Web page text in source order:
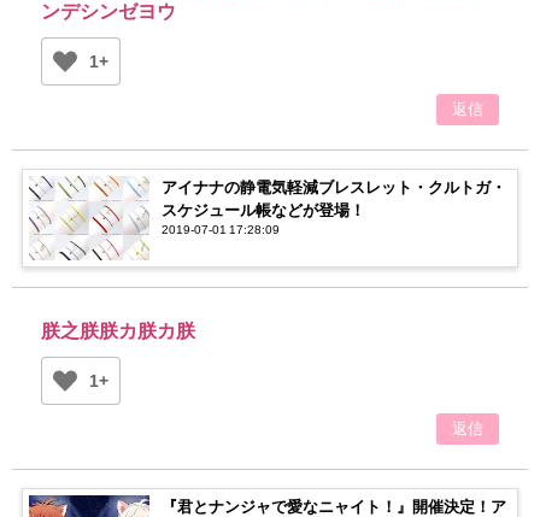
ンデシンゼヨウ
1+
返信
アイナナの静電気軽減ブレスレット・クルトガ・
スケジュール帳などが登場！
2019-07-01 17:28:09
朕之朕朕カ朕カ朕
1+
返信
『君とナンジャで愛なニャイト！』開催決定！ア